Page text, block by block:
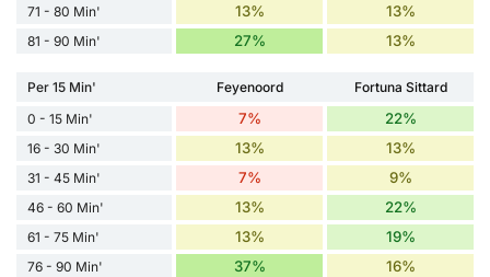
71 - 80 Min' 13% 13%
81 - 90 Min' 27% 13%
Per 15 Min' Feyenoord
Fortuna Sittard
0 - 15 Min'
7% 22%
16 - 30 Min' 13% 13%
31 - 45 Min' 7% 9%
46 - 60 Min' 13% 22%
61 - 75 Min' 13% 19%
76 - 90 Min' 37% 16%